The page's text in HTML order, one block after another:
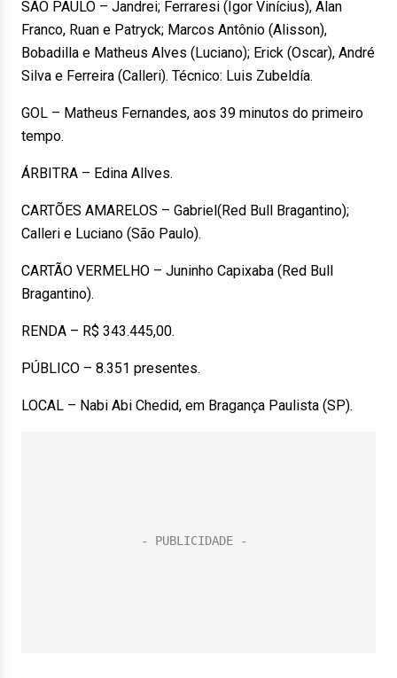
SÃO PAULO – Jandrei; Ferraresi (Igor Vinícius), Alan
Franco, Ruan e Patryck; Marcos Antônio (Alisson),
Bobadilla e Matheus Alves (Luciano); Erick (Oscar), André
Silva e Ferreira (Calleri). Técnico: Luis Zubeldía.
GOL – Matheus Fernandes, aos 39 minutos do primeiro
tempo.
ÁRBITRA – Edina Allves.
CARTÕES AMARELOS – Gabriel(Red Bull Bragantino);
Calleri e Luciano (São Paulo).
CARTÃO VERMELHO – Juninho Capixaba (Red Bull
Bragantino).
RENDA – R$ 343.445,00.
PÚBLICO – 8.351 presentes.
LOCAL – Nabi Abi Chedid, em Bragança Paulista (SP).